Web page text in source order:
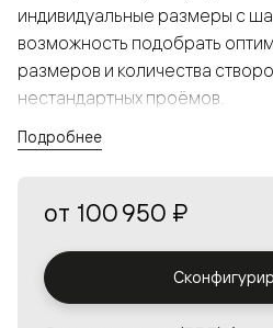
индивидуальные размеры с
возможность подобрать
размеров и количества
нестандартных проёмов.
а большой выбор вставок из
решения в интерьере и
Подробнее
от 100 950 ₽